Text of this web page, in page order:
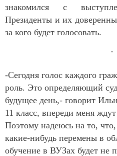
знакомился с
Президенты и их
за кого будет голосовать.
-Сегодня голос каждого
роль. Это определяющий
будущее день,- говорит
11 класс, впереди меня
Поэтому надеюсь на то,
какие-нибудь перемены в
обучение в ВУЗах будет не